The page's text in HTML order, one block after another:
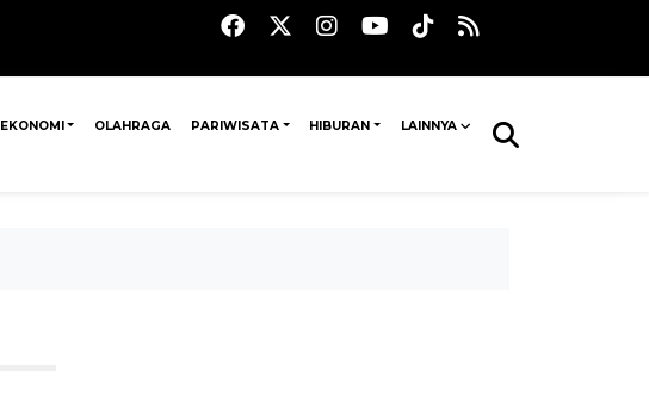
EKONOMI OLAHRAGA PARIWISATA HIBURAN LAINNYA